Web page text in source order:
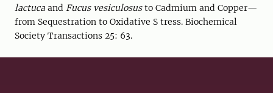
lactuca and Fucus vesiculosusto Cadmium and Copper—
from Sequestration to Oxidative S tress. Biochemical
Society Transactions 25: 63.